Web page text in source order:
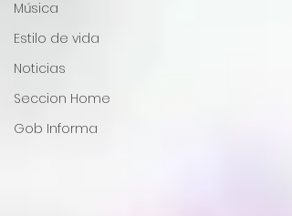
Música
Estilo de vida
Noticias
Seccion Home
Gob Informa